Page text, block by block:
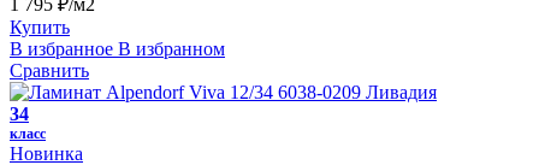
Купить
В избранное В избранном
Сравнить
34
класс
Новинка